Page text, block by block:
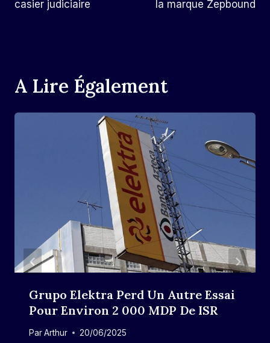
casier judiciaire la marque Zepbound
A Lire Également
Grupo Elektra Perd Un Autre Essai
Pour Environ 2 000 MDP De ISR
ParArthur 20/06/2025